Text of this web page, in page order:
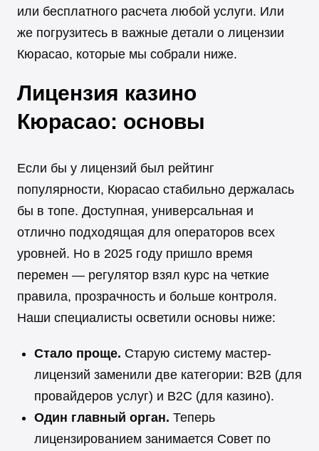
или бесплатного расчета любой услуги. Или
же погрузитесь в важные детали о лицензии
Кюрасао, которые мы собрали ниже.
Лицензия казино
Кюрасао: основы
Если бы у лицензий был рейтинг
популярности, Кюрасао стабильно держалась
бы в топе. Доступная, универсальная и
отлично подходящая для операторов всех
уровней. Но в 2025 году пришло время
перемен — регулятор взял курс на четкие
правила, прозрачность и больше контроля.
Наши специалисты осветили основы ниже:
Стало проще. Старую систему мастер-
лицензий заменили две категории: B2B (для
провайдеров услуг) и B2C (для казино).
Один главный орган. Теперь
лицензированием занимается Совет по